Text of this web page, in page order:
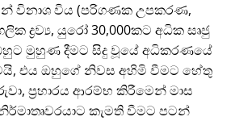
විනාශ විය (පරිගණක උපකරණ,
ද්‍රව්‍ය, යුරෝ 30,000කට අධික සෘජු
මුහුණ දීමට සිදු වූයේ අධිකරණයේ
එය ඔහුගේ නිවස අහිමි වීමට හේතු
ප්‍රහාරය ආරම්භ කිරීමෙන් මාස
කැමති වීමට පටන්